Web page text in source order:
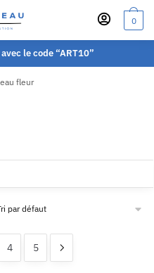
0
le code “ART10”
fleur
4 5